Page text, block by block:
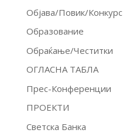
Објава/Повик/Конкурс
Образование
Обраќање/Честитки
ОГЛАСНА ТАБЛА
Прес-Конференции
ПРОЕКТИ
Светска Банка